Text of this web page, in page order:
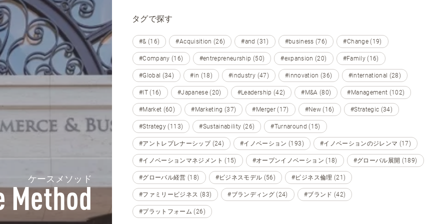
ケースメソッド
Method
タグで探す
#& (16) #Acquisition (26) #and (31) #business (76) #Change (19)
#Company (16) #entrepreneurship (50) #expansion (20) #Family (16)
#Global (34) #in (18) #industry (47) #innovation (36) #international (28)
#IT (16) #Japanese (20) #Leadership (42) #M&A (80) #Management (102)
#Market (60) #Marketing (37) #Merger (17) #New (16) #Strategic (34)
#Strategy (113) #Sustainability (26) #Turnaround (15)
#アントレプレナーシップ (24) #イノベーション (193) #イノベーションのジレンマ (17)
#イノベーションマネジメント (15) #オープンイノベーション (18) #グローバル展開 (189)
#グローバル経営 (18) #ビジネスモデル (56) #ビジネス倫理 (21)
#ファミリービジネス (83) #ブランディング (24) #ブランド (42)
#プラットフォーム (26)